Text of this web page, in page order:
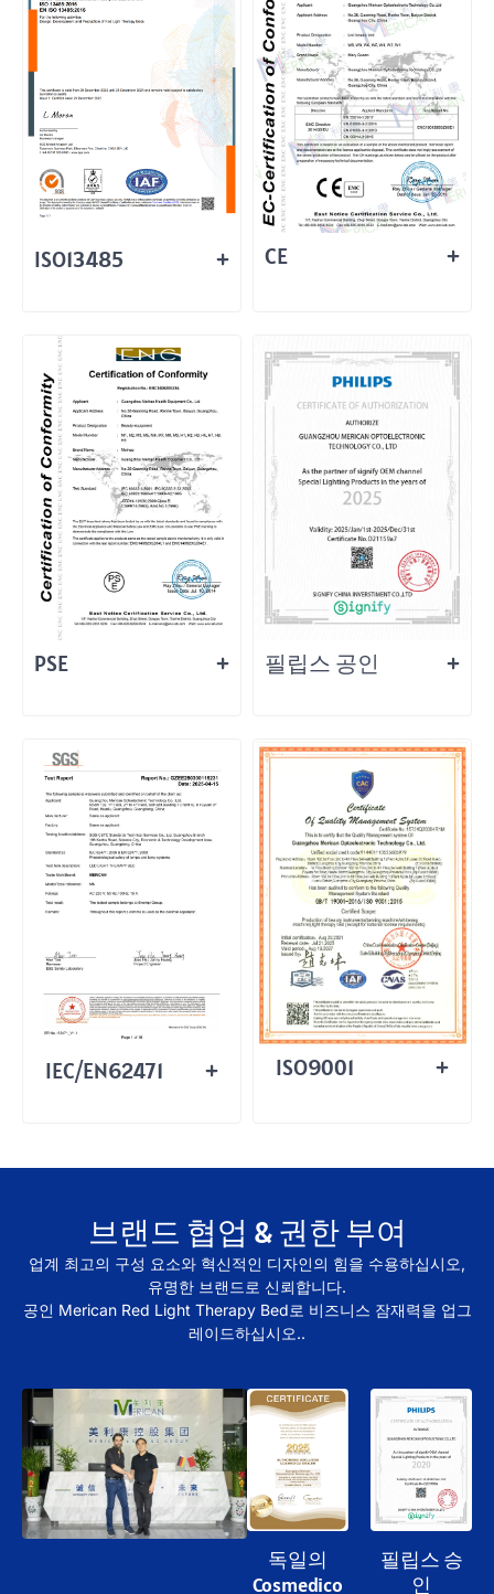
ISO13485 CE
PSE 필립스 공인
IEC/EN62471 ISO9001
브랜드 협업 & 권한 부여
업계 최고의 구성 요소와 혁신적인 디자인의 힘을 수용하십시오,
유명한 브랜드로 신뢰합니다.
공인 Merican Red Light Therapy Bed로 비즈니스 잠재력을 업그
레이드하십시오..
독일의
Cosmedico
필립스 승
인